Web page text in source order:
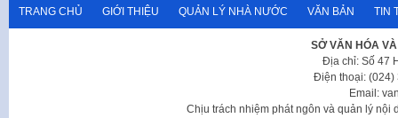
TRANG CHỦ GIỚI THIỆU QUẢN LÝ NHÀ NƯỚC VĂN BẢN TIN
SỞ VĂN HÓA
Địa chỉ: Số 47
Điện thoại: (024)
Email:
Chịu trách nhiệm phát ngôn và quản lý nội